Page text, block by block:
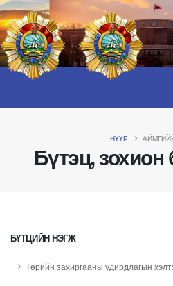
Бүтэц, зохион
НҮҮР
БҮТЦИЙН НЭГЖ
Төрийн захиргааны удирдлагын